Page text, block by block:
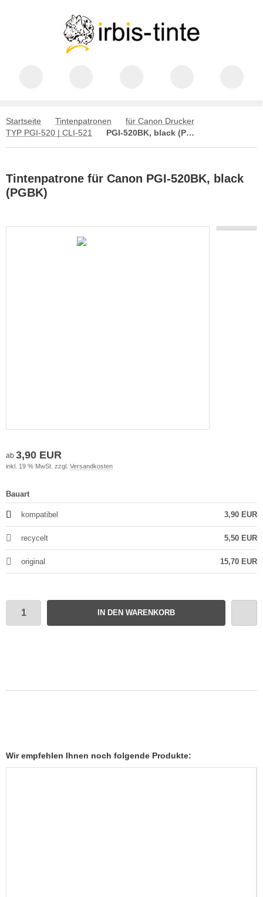
Startseite Tintenpatronen
für Canon Drucker
TYP PGI-520 | CLI-521
PGI-520BK, black (PGBK)
Tintenpatrone für Canon PGI-520BK, black
(PGBK)
ab 3,90 EUR
inkl. 19 % MwSt. zzgl. Versandkosten
Bauart
kompatibel 3,90 EUR
recycelt 5,50 EUR
original 15,70 EUR
IN DEN WARENKORB
Wir empfehlen Ihnen noch folgende Produkte: